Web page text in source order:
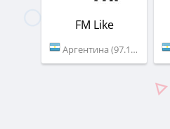
FM Like
Аргентина (97.1 FM)